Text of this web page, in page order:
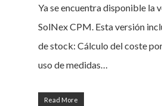
Ya se encuentra disponible la
SolNex CPM. Esta versión
de stock: Cálculo del coste
uso de medidas…
Read More